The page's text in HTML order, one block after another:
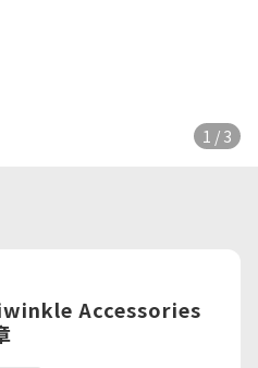
1 / 3
Accessories